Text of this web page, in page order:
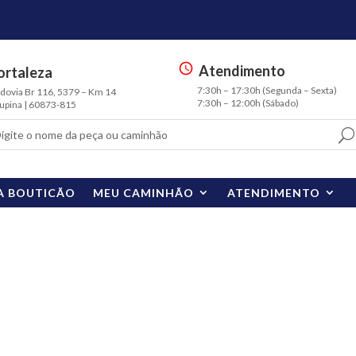
Br 116, 5379 – Km 14
| 60873-815
t
sc
e
d
ul
Atendimento
7:30h – 17:30h (Segunda – Sexta)
7:30h – 12:00h (Sábado)
BOUTICÃO MEU CAMINHÃO ATENDIMENTO